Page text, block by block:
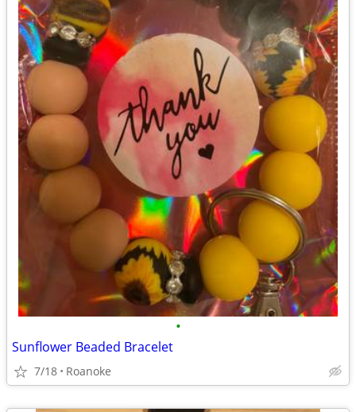
•
Sunflower Beaded Bracelet
7/18 Roanoke